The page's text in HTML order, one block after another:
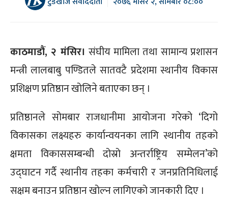
काठमाडौं, २ मंसिर। संघीय मामिला तथा सामान्य प्रशासन
मन्त्री लालबाबु पण्डितले सातवटै प्रदेशमा स्थानीय विकास
प्रशिक्षण प्रतिष्ठान खोलिने बताएका छन् ।
प्रतिष्ठानले सोमबार राजधानीमा आयोजना गरेको ‘दिगो
विकासका लक्ष्यहरु कार्यान्वयनका लागि स्थानीय तहको
क्षमता विकाससम्बन्धी दोस्रो अन्तर्राष्ट्रिय सम्मेलन’को
उद्घाटन गर्दै स्थानीय तहका कर्मचारी र जनप्रतिनिधिलाई
सक्षम बनाउन प्रतिष्ठान खोल्न लागिएको जानकारी दिए ।